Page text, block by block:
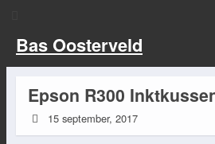
Bas Oosterveld
Epson R300
15 september, 2017